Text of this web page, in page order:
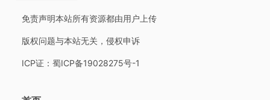
免责声明本站所有资源都由用户上传
版权问题与本站无关，侵权申诉
ICP证：蜀ICP备19028275号-1